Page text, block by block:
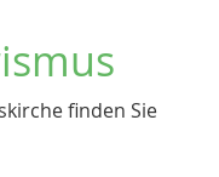
finden Sie